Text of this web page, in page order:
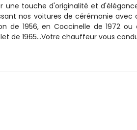
une touche d'originalité et
nos voitures de cérémonie avec
de 1956, en Coccinelle de 1972 ou
de 1965...Votre chauffeur vous